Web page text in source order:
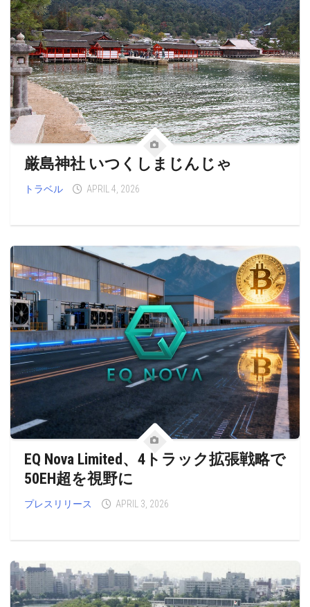
厳島神社 いつくしまじんじゃ
トラベル APRIL 4, 2026
EQ Nova Limited、4トラック拡張戦略で
50EH超を視野に
プレスリリース APRIL 3, 2026